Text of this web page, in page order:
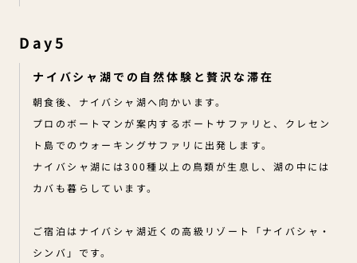
Day5
ナイバシャ湖での自然体験と贅沢な滞在
朝食後、ナイバシャ湖へ向かいます。
プロのボートマンが案内するボートサファリと、クレセン
ト島でのウォーキングサファリに出発します。
ナイバシャ湖には300種以上の鳥類が生息し、湖の中には
カバも暮らしています。
ご宿泊はナイバシャ湖近くの高級リゾート「ナイバシャ・
シンバ」です。